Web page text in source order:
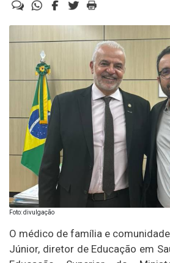
Foto: divulgação
O médico de família e
Júnior, diretor de Educação em